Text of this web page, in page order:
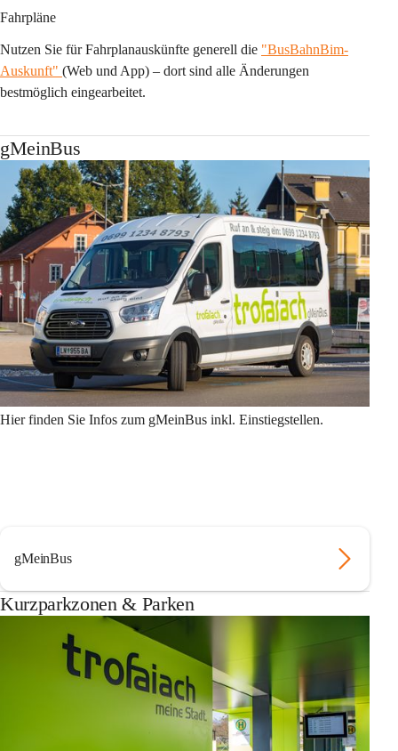
Fahrpläne
Nutzen Sie für Fahrplanauskünfte generell die "BusBahnBim-
Auskunft" (Web und App) – dort sind alle Änderungen
bestmöglich eingearbeitet.
gMeinBus
Hier finden Sie Infos zum gMeinBus inkl. Einstiegstellen.
gMeinBus
Kurzparkzonen & Parken